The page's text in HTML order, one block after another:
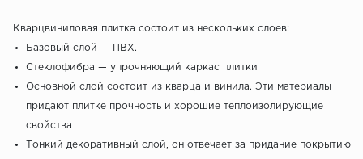
Кварцвиниловая плитка состоит из нескольких слоев:
Базовый слой — ПВХ.
Стеклофибра — упрочняющий каркас плитки
Основной слой состоит из кварца и винила. Эти материалы
придают плитке прочность и хорошие теплоизолирующие
свойства
Тонкий декоративный слой, он отвечает за придание покрытию